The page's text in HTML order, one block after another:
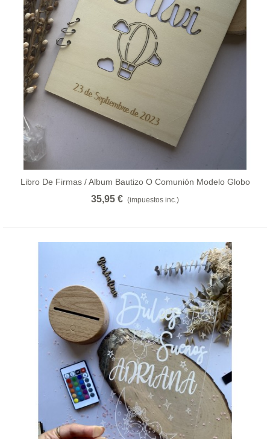
Libro De Firmas / Album Bautizo O Comunión Modelo Globo
35,95 € (impuestos inc.)